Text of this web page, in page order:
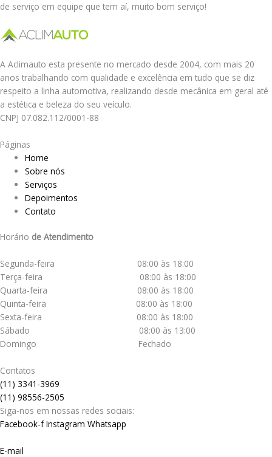
de serviço em equipe que tem aí, muito bom serviço!
A Aclimauto esta presente no mercado desde 2004, com mais 20
anos trabalhando com qualidade e excelência em tudo que se diz
respeito a linha automotiva, realizando desde mecânica em geral até
a estética e beleza do seu veículo.
CNPJ 07.082.112/0001-88
Páginas
Home
Sobre nós
Serviços
Depoimentos
Contato
Horário de Atendimento
Segunda-feira 08:00 às 18:00
Terça-feira 08:00 às 18:00
Quarta-feira 08:00 às 18:00
Quinta-feira 08:00 às 18:00
Sexta-feira 08:00 às 18:00
Sábado 08:00 às 13:00
Domingo Fechado
Contatos
(11) 3341-3969
(11) 98556-2505
Siga-nos em nossas redes sociais:
Facebook-fInstagram Whatsapp
E-mail